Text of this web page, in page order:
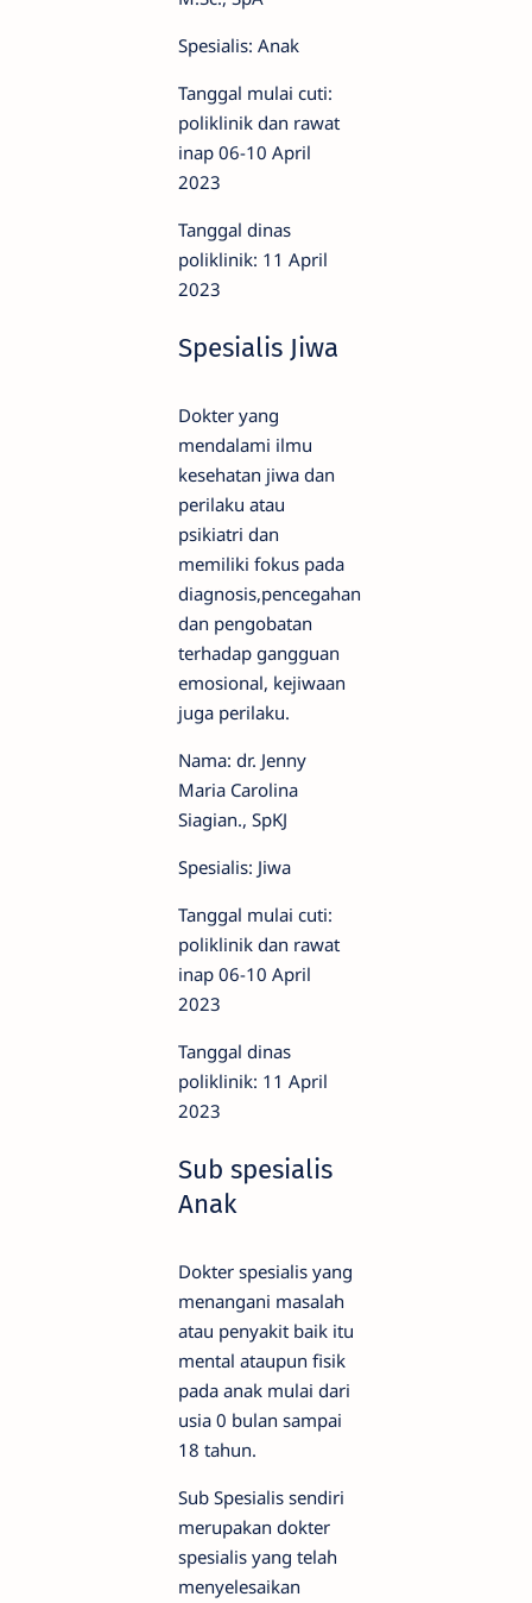
Spesialis: Anak
Tanggal mulai cuti:
poliklinik dan rawat
inap 06-10 April
2023
Tanggal dinas
poliklinik: 11 April
2023
Spesialis Jiwa
Dokter yang
mendalami ilmu
kesehatan jiwa dan
perilaku atau
psikiatri dan
memiliki fokus pada
diagnosis,pencegahan
dan pengobatan
terhadap gangguan
emosional, kejiwaan
juga perilaku.
Nama: dr. Jenny
Maria Carolina
Siagian., SpKJ
Spesialis: Jiwa
Tanggal mulai cuti:
poliklinik dan rawat
inap 06-10 April
2023
Tanggal dinas
poliklinik: 11 April
2023
Sub spesialis
Anak
Dokter spesialis yang
menangani masalah
atau penyakit baik itu
mental ataupun fisik
pada anak mulai dari
usia 0 bulan sampai
18 tahun.
Sub Spesialis sendiri
merupakan dokter
spesialis yang telah
menyelesaikan